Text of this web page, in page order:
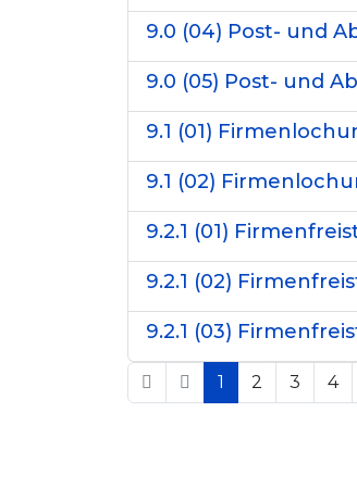
9.0 (04) Post- und
9.0 (05) Post- und
9.1 (01)
9.1 (02)
9.2.1 (01)
9.2.1 (02)
9.2.1 (03)
1 2 3 4